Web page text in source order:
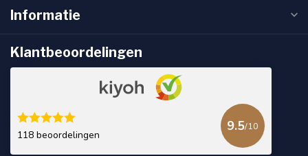
Informatie
Klantbeoordelingen
118 beoordelingen
9.5/10